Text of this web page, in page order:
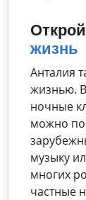
жизнь
Анталия
жизнью.
ночные
можно
музыку
многих
частные